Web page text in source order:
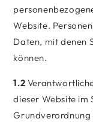
Website.
Daten, mit denen
können.
1.2
dieser Website im
Grundverordnung